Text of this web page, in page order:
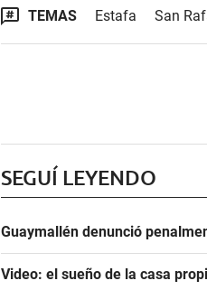
TEMAS Estafa San
SEGUÍ LEYENDO
Guaymallén denunció
Video: el sueño de la casa